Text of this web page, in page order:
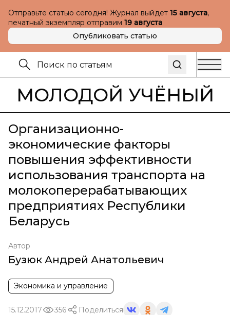
Отправьте статью сегодня! Журнал выйдет 15 августа,
печатный экземпляр отправим 19 августа
Опубликовать статью
МОЛОДОЙ УЧЁНЫЙ
Организационно-
экономические факторы
повышения эффективности
использования транспорта на
молокоперерабатывающих
предприятиях Республики
Беларусь
Автор
Бузюк Андрей Анатольевич
Экономика и управление
15.12.2017 356 Поделиться